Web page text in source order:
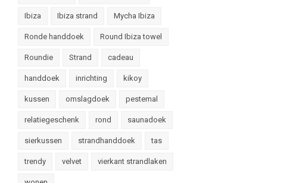
Ibiza Ibiza strand Mycha Ibiza
Ronde handdoek Round Ibiza towel
Roundie Strand cadeau
handdoek inrichting kikoy
kussen omslagdoek pestemal
relatiegeschenk rond saunadoek
sierkussen strandhanddoek tas
trendy velvet vierkant strandlaken